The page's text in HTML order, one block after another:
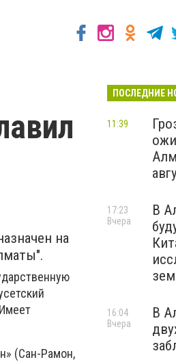
на
(Сан-Рамон,
ПОСЛЕДНИЕ
11:39
В
17:23
Вчера
В
16:04
Вчера